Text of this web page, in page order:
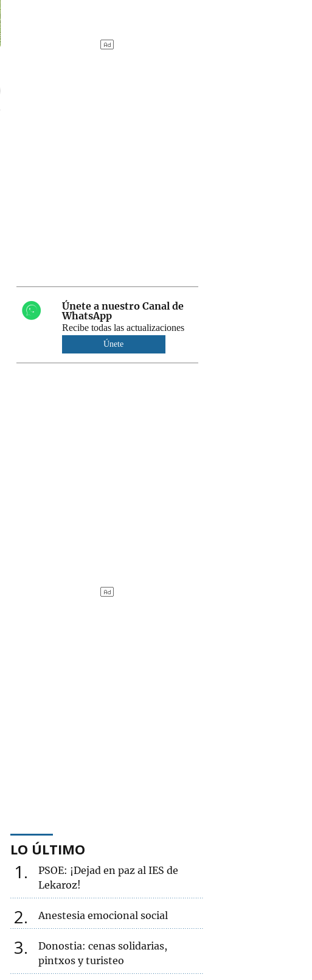
Únete a nuestro Canal de
WhatsApp
Recibe todas las actualizaciones
Únete
LO ÚLTIMO
1
PSOE: ¡Dejad en paz al IES de
Lekaroz!
2 Anestesia emocional social
3
Donostia: cenas solidarias,
pintxos y turisteo